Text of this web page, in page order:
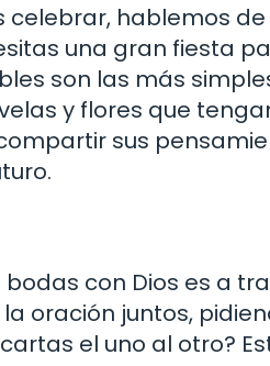
hablemos
una gran fiesta
son las más
y flores que
sus
con Dios es a
oración juntos,
el uno al otro?